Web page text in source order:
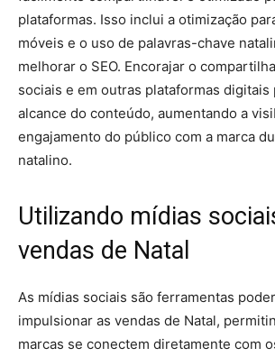
plataformas. Isso inclui a otimização
móveis e o uso de palavras-chave
melhorar o SEO. Encorajar o
sociais e em outras plataformas digitais
alcance do conteúdo, aumentando a
engajamento do público com a marca
natalino.
Utilizando mídias
vendas de Natal
As mídias sociais são ferramentas
impulsionar as vendas de Natal,
marcas se conectem diretamente com